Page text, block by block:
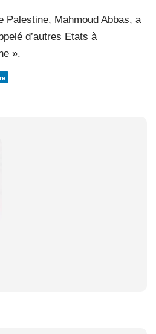
Palestine, Mahmoud Abbas, a
d’autres Etats à
».